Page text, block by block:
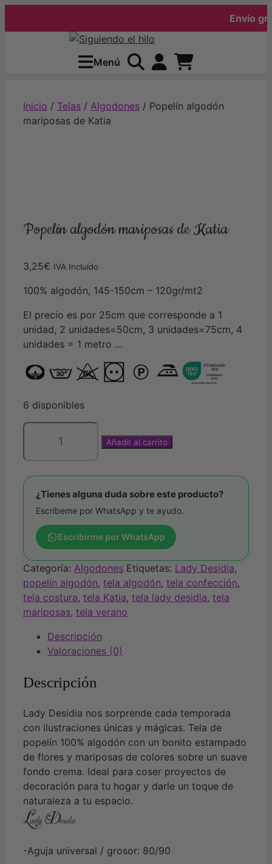
Envío
Menú
Inicio / Telas / Algodones / Popelín algodón
mariposas de Katia
Popelín algodón mariposas de Katia
3,25€ IVA Incluído
100% algodón, 145-150cm – 120gr/mt2
El precio es por 25cm que corresponde a 1
unidad, 2 unidades=50cm, 3 unidades=75cm, 4
unidades = 1 metro …
6 disponibles
algodón
mariposas
Katia
Añadir al carrito
¿Tienes alguna duda sobre este producto?
Escríbeme por WhatsApp y te ayudo.
Escribirme por WhatsApp
Categoría: Algodones Etiquetas: Lady Desidia,
popelín algodón, tela algodón, tela confección,
tela costura, tela Katia, tela lady desidia, tela
mariposas, tela verano
Descripción
Valoraciones (0)
Descripción
Lady Desidia nos sorprende cada temporada
con ilustraciones únicas y mágicas. Tela de
popelín 100% algodón con un bonito estampado
de flores y mariposas de colores sobre un suave
fondo crema. Ideal para coser proyectos de
decoración para tu hogar y darle un toque de
naturaleza a tu espacio.
-Aguja universal / grosor: 80/90